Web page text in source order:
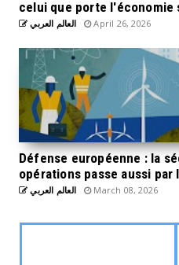
celui que porte l'économie
العالم العربي April 26, 2026
Défense européenne : la
opérations passe aussi par
العالم العربي March 08, 2026